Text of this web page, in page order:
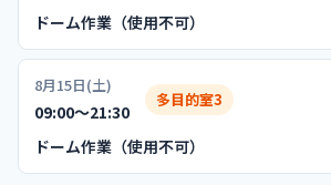
ドーム作業（使用不可）
8月15日(土)
09:00〜21:30
多目的室3
ドーム作業（使用不可）